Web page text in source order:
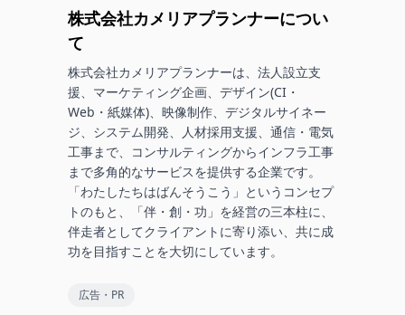
株式会社カメリアプランナーについ
て
株式会社カメリアプランナーは、法人設立支
援、マーケティング企画、デザイン(CI・
Web・紙媒体)、映像制作、デジタルサイネー
ジ、システム開発、人材採用支援、通信・電気
工事まで、コンサルティングからインフラ工事
まで多角的なサービスを提供する企業です。
「わたしたちはばんそうこう」というコンセプ
トのもと、「伴・創・功」を経営の三本柱に、
伴走者としてクライアントに寄り添い、共に成
功を目指すことを大切にしています。
広告・PR